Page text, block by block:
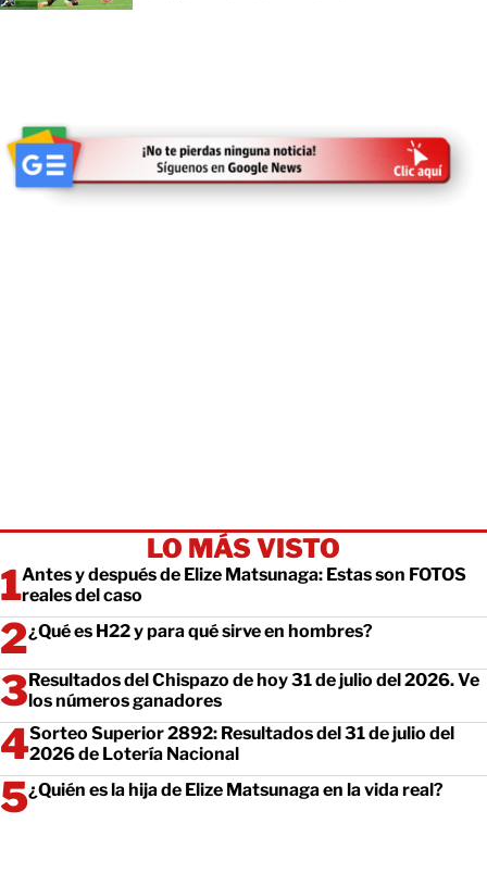
LO MÁS VISTO
Antes y después de Elize Matsunaga: Estas son FOTOS
reales del caso
¿Qué es H22 y para qué sirve en hombres?
Resultados del Chispazo de hoy 31 de julio del 2026. Ve
los números ganadores
Sorteo Superior 2892: Resultados del 31 de julio del
2026 de Lotería Nacional
¿Quién es la hija de Elize Matsunaga en la vida real?